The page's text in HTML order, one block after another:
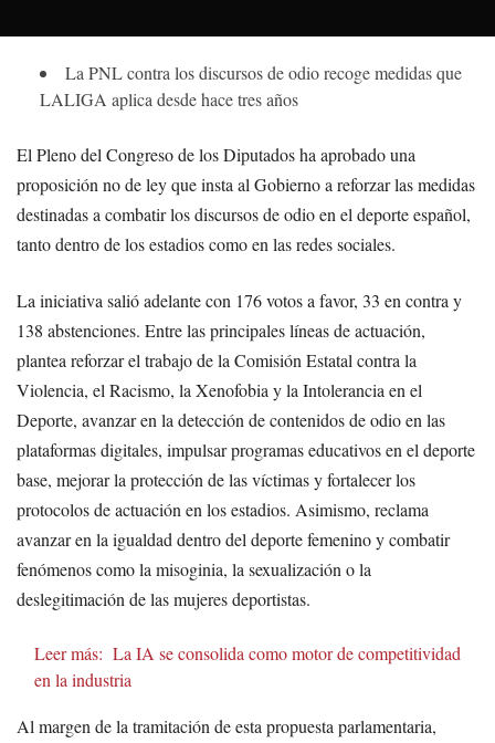
La PNL contra los discursos de odio recoge medidas que
LALIGA aplica desde hace tres años
El Pleno del Congreso de los Diputados ha aprobado una
proposición no de ley que insta al Gobierno a reforzar las medidas
destinadas a combatir los discursos de odio en el deporte español,
tanto dentro de los estadios como en las redes sociales.
La iniciativa salió adelante con 176 votos a favor, 33 en contra y
138 abstenciones. Entre las principales líneas de actuación,
plantea reforzar el trabajo de la Comisión Estatal contra la
Violencia, el Racismo, la Xenofobia y la Intolerancia en el
Deporte, avanzar en la detección de contenidos de odio en las
plataformas digitales, impulsar programas educativos en el deporte
base, mejorar la protección de las víctimas y fortalecer los
protocolos de actuación en los estadios. Asimismo, reclama
avanzar en la igualdad dentro del deporte femenino y combatir
fenómenos como la misoginia, la sexualización o la
deslegitimación de las mujeres deportistas.
Leer más: La IA se consolida como motor de competitividad
en la industria
Al margen de la tramitación de esta propuesta parlamentaria,